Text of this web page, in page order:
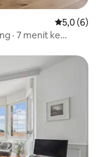
Nilai rata-
5,0 (6)
· 7 menit ke